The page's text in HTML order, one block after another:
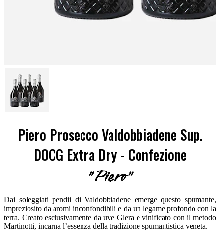
Piero Prosecco Valdobbiadene Sup.
DOCG Extra Dry - Confezione
"Piero"
Dai soleggiati pendii di Valdobbiadene emerge questo spumante,
impreziosito da aromi inconfondibili e da un legame profondo con la
terra. Creato esclusivamente da uve Glera e vinificato con il metodo
Martinotti, incarna l’essenza della tradizione spumantistica veneta.